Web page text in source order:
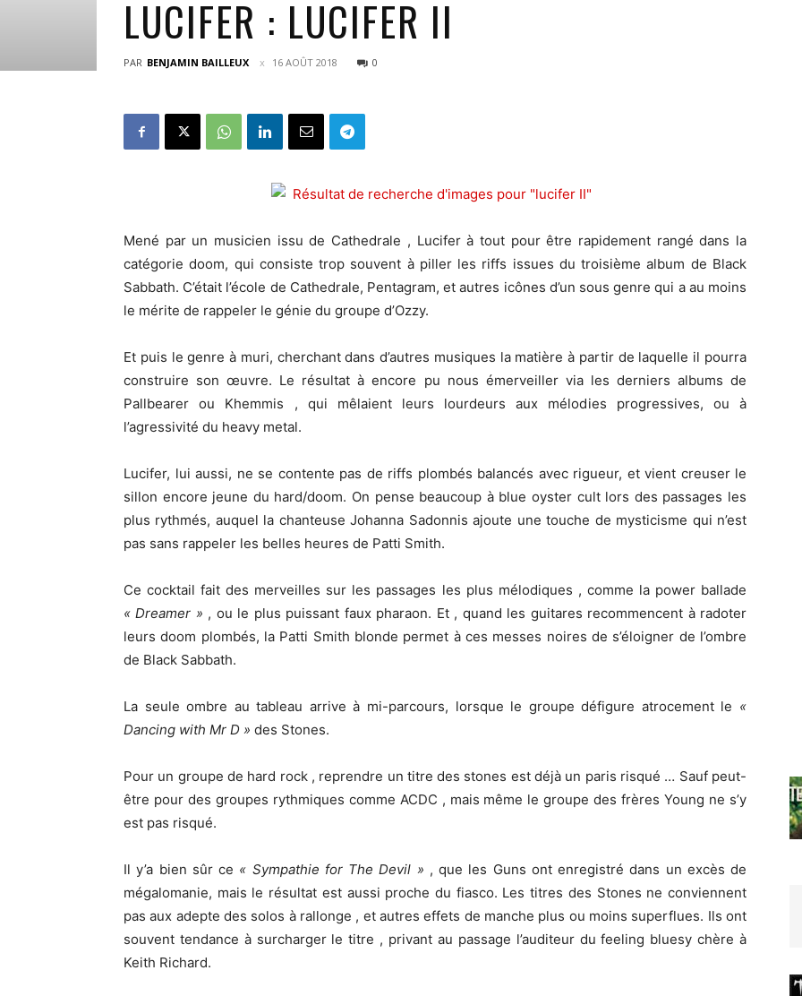
LUCIFER : LUCIFER II
PAR BENJAMIN BAILLEUX 16 AOÛT 2018 0
Mené par un musicien issu de Cathedrale , Lucifer à tout pour être rapidement rangé dans la
catégorie doom, qui consiste trop souvent à piller les riffs issues du troisième album de Black
Sabbath. C’était l’école de Cathedrale, Pentagram, et autres icônes d’un sous genre qui a au moins
le mérite de rappeler le génie du groupe d’Ozzy.
Et puis le genre à muri, cherchant dans d’autres musiques la matière à partir de laquelle il pourra
construire son œuvre. Le résultat à encore pu nous émerveiller via les derniers albums de
Pallbearer ou Khemmis , qui mêlaient leurs lourdeurs aux mélodies progressives, ou à
l’agressivité du heavy metal.
Lucifer, lui aussi, ne se contente pas de riffs plombés balancés avec rigueur, et vient creuser le
sillon encore jeune du hard/doom. On pense beaucoup à blue oyster cult lors des passages les
plus rythmés, auquel la chanteuse Johanna Sadonnis ajoute une touche de mysticisme qui n’est
pas sans rappeler les belles heures de Patti Smith.
Ce cocktail fait des merveilles sur les passages les plus mélodiques , comme la power ballade
« Dreamer » , ou le plus puissant faux pharaon. Et , quand les guitares recommencent à radoter
leurs doom plombés, la Patti Smith blonde permet à ces messes noires de s’éloigner de l’ombre
de Black Sabbath.
La seule ombre au tableau arrive à mi-parcours, lorsque le groupe défigure atrocement le «
Dancing with Mr D » des Stones.
Pour un groupe de hard rock , reprendre un titre des stones est déjà un paris risqué … Sauf peut-
être pour des groupes rythmiques comme ACDC , mais même le groupe des frères Young ne s’y
est pas risqué.
Il y’a bien sûr ce « Sympathie for The Devil » , que les Guns ont enregistré dans un excès de
mégalomanie, mais le résultat est aussi proche du fiasco. Les titres des Stones ne conviennent
pas aux adepte des solos à rallonge , et autres effets de manche plus ou moins superflues. Ils ont
souvent tendance à surcharger le titre , privant au passage l’auditeur du feeling bluesy chère à
Keith Richard.